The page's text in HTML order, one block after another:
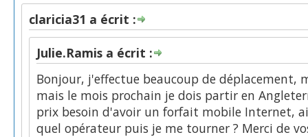
claricia31 a écrit :
Julie.Ramis a écrit :
Bonjour, j'effectue beaucoup de déplacement,
mais le mois prochain je dois partir en
prix besoin d'avoir un forfait mobile Internet,
quel opérateur puis je me tourner ? Merci de